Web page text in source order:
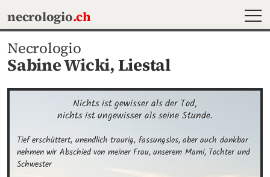
necrologio.ch
Necrologio
Sabine Wicki,Liestal
Nichts ist gewisser als der Tod,
nichts ist ungewisser als seine Stunde.
Tief erschüttert, unendlich traurig, fassungslos, aber auch dankbar
nehmen wir Abschied von meiner Frau, unserem Mami, Tochter und
Schwester